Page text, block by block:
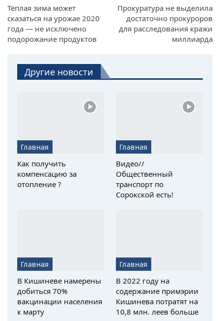
Теплая зима может
сказаться на урожае 2020
года — не исключено
подорожание продуктов
Прокуратура не выделила
достаточно прокуроров
для расследования кражи
миллиарда
Другие новости
Главная
Как получить
компенсацию за
отопление ?
Главная
Видео//
Общественный
транспорт по
Сорокской есть!
Главная
В Кишиневе намерены
добиться 70%
вакцинации населения
к марту
Главная
В 2022 году на
содержание примэрии
Кишинева потратят на
10,8 млн. леев больше